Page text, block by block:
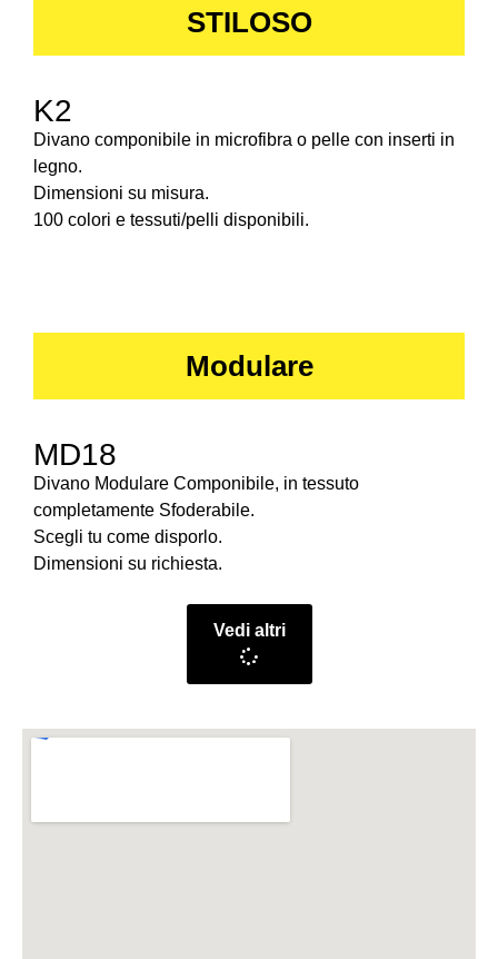
STILOSO
K2
Divano componibile in microfibra o pelle con inserti in
legno.
Dimensioni su misura.
100 colori e tessuti/pelli disponibili.
Modulare
MD18
Divano Modulare Componibile, in tessuto
completamente Sfoderabile.
Scegli tu come disporlo.
Dimensioni su richiesta.
Vedi altri